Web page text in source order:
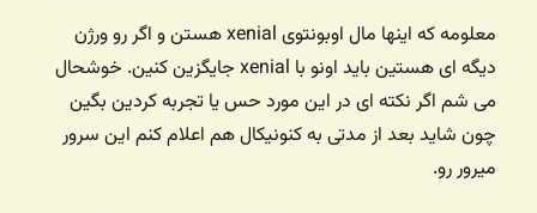
معلومه که اینها مال اوبونتوی xenial هستن و اگر رو ورژن
دیگه ای هستین باید اونو با xenial جایگزین کنین. خوشحال
می شم اگر نکته ای در این مورد حس یا تجربه کردین بگین
چون شاید بعد از مدتی به کنونیکال هم اعلام کنم این سرور
میرور رو.